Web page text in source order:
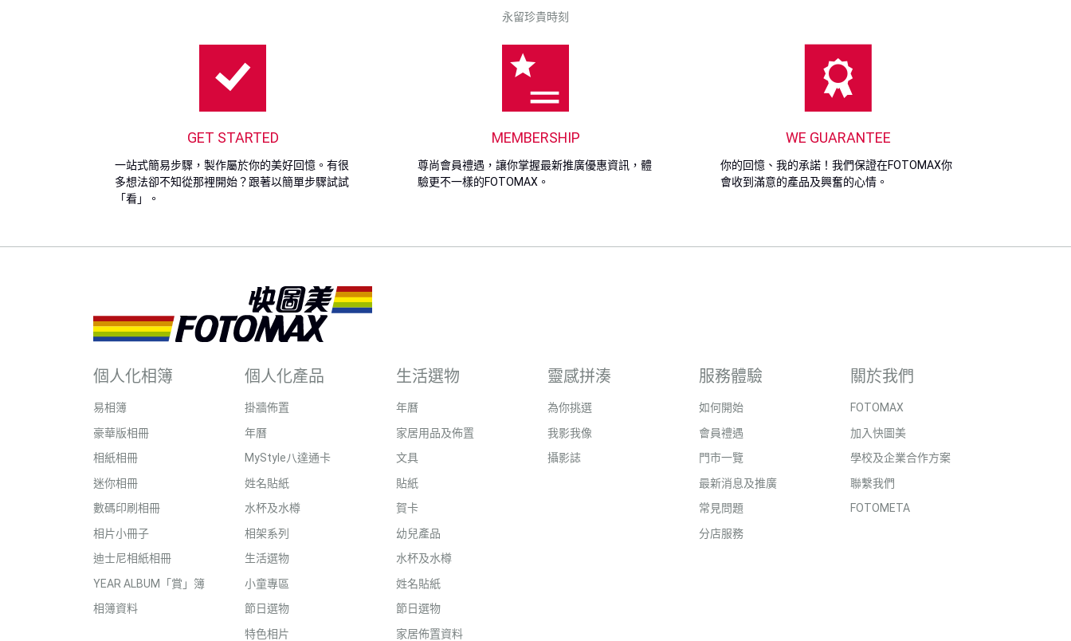
永留珍貴時刻
GET STARTED
一站式簡易步驟，製作屬於你的美好回憶。有很
多想法卻不知從那裡開始？跟著以簡單步驟試試
「看」。
MEMBERSHIP
尊尚會員禮遇，讓你掌握最新推廣優惠資訊，體
驗更不一樣的FOTOMAX。
WE GUARANTEE
你的回憶、我的承諾！我們保證在FOTOMAX你
會收到滿意的產品及興奮的心情。
個人化相簿
易相簿
豪華版相冊
相紙相冊
迷你相冊
數碼印刷相冊
相片小冊子
迪士尼相紙相冊
YEAR ALBUM「賞」簿
相簿資料
個人化產品
掛牆佈置
年曆
MyStyle八達通卡
姓名貼紙
水杯及水樽
相架系列
生活選物
小童專區
節日選物
特色相片
生活選物
年曆
家居用品及佈置
文具
貼紙
賀卡
幼兒產品
水杯及水樽
姓名貼紙
節日選物
家居佈置資料
靈感拼湊
為你挑選
我影我像
攝影誌
服務體驗
如何開始
會員禮遇
門市一覽
最新消息及推廣
常見問題
分店服務
關於我們
FOTOMAX
加入快圖美
學校及企業合作方案
聯繫我們
FOTOMETA